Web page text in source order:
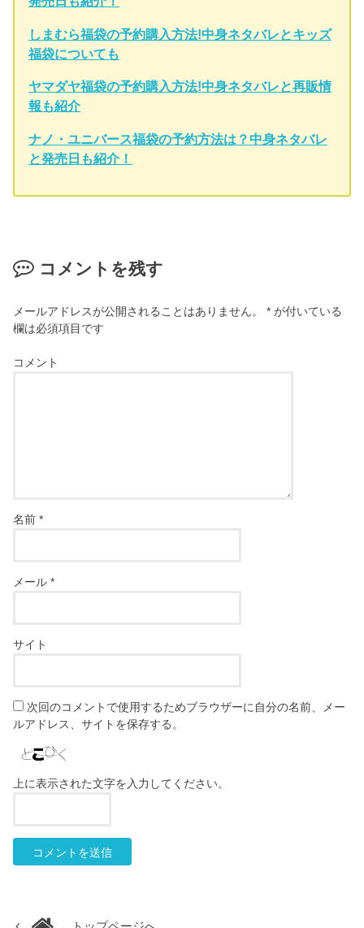
しまむら福袋の予約購入方法!中身ネタバレとキッズ
福袋についても
ヤマダヤ福袋の予約購入方法!中身ネタバレと再販情
報も紹介
ナノ・ユニバース福袋の予約方法は？中身ネタバレ
と発売日も紹介！
コメントを残す
メールアドレスが公開されることはありません。 * が付いている
欄は必須項目です
コメント
名前*
メール*
サイト
次回のコメントで使用するためブラウザーに自分の名前、メー
ルアドレス、サイトを保存する。
上に表示された文字を入力してください。